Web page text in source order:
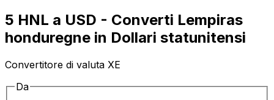
5 HNL a USD - Converti Lempiras
honduregne in Dollari statunitensi
Convertitore di valuta XE
Da